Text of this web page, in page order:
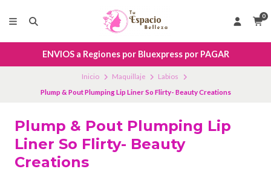
0
ENVIOS a Regiones por Bluexpress por PAGAR
Inicio Maquillaje
Labios
Plump & Pout Plumping Lip Liner So Flirty- Beauty Creations
Plump & Pout Plumping Lip
Liner So Flirty- Beauty
Creations